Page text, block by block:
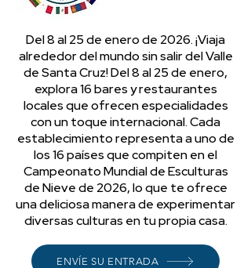
Del 8 al 25 de enero de 2026. ¡Viaja
alrededor del mundo sin salir del Valle
de Santa Cruz! Del 8 al 25 de enero,
explora 16 bares y restaurantes
locales que ofrecen especialidades
con un toque internacional. Cada
establecimiento representa a uno de
los 16 países que compiten en el
Campeonato Mundial de Esculturas
de Nieve de 2026, lo que te ofrece
una deliciosa manera de experimentar
diversas culturas en tu propia casa.
ENVÍE SU ENTRADA